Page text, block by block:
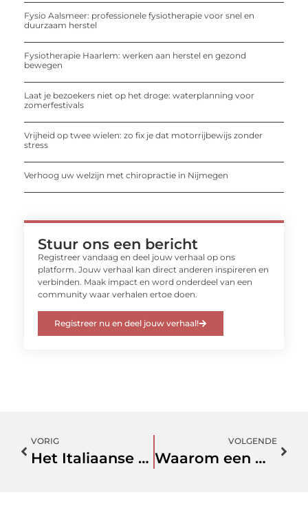
Fysio Aalsmeer: professionele fysiotherapie voor snel en
duurzaam herstel
Fysiotherapie Haarlem: werken aan herstel en gezond
bewegen
Laat je bezoekers niet op het droge: waterplanning voor
zomerfestivals
Vrijheid op twee wielen: zo fix je dat motorrijbewijs zonder
stress
Verhoog uw welzijn met chiropractie in Nijmegen
Stuur ons een bericht
Registreer vandaag en deel jouw verhaal op ons
platform. Jouw verhaal kan direct anderen inspireren en
verbinden. Maak impact en word onderdeel van een
community waar verhalen ertoe doen.
Registreer nu en deel jouw verhaal!
VORIG
Het Italiaanse Dolce Vita-avontuur: Glamping aan de Italiaanse Rivièra
VOLGENDE
Waarom een wasmand 3 vakken voor iedere moeder?